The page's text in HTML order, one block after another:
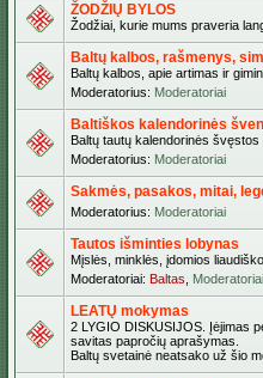
ŽODŽIŲ BYLOS
Žodžiai, kurie mums praveria
Baltų kalbos, rašmenys,
Baltų kalbos, apie artimas ir
Moderatorius: Moderatoriai
Baltiškos kalendorinės
Baltų tautų kalendorinės
Moderatorius: Moderatoriai
Sakmės, pasakos, mitai,
Moderatorius: Moderatoriai
Tautos išminties lobynas
Mįslės, minklės, įdomios
Moderatoriai: Baltas Moderatoriai
LEATŲ mokymas
2 LYGIO DISKUSIJOS. Įėjimas
savitas papročių aprašymas.
Baltų svetainė neatsako už šio